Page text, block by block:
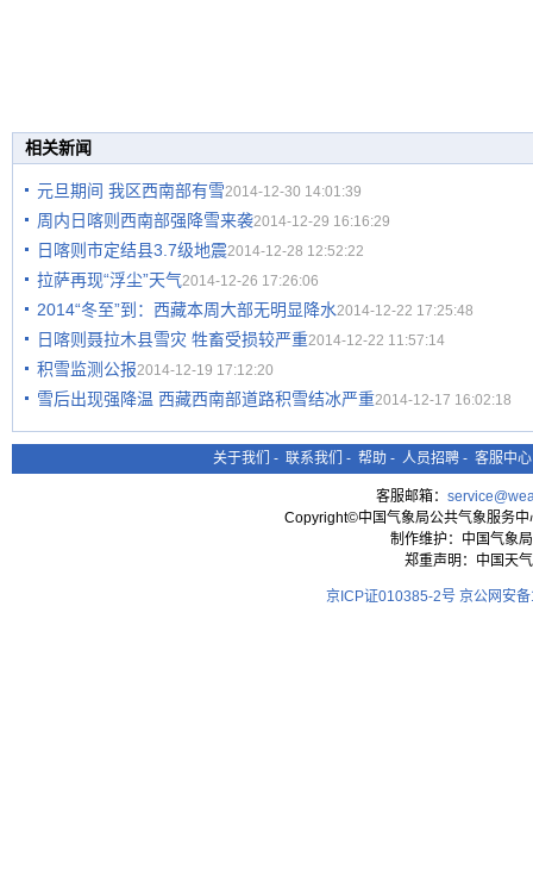
相关新闻
元旦期间 我区西南部有雪2014-12-30 14:01:39
周内日喀则西南部强降雪来袭2014-12-29 16:16:29
日喀则市定结县3.7级地震2014-12-28 12:52:22
拉萨再现“浮尘”天气2014-12-26 17:26:06
2014“冬至”到：西藏本周大部无明显降水2014-12-22 17:25:48
日喀则聂拉木县雪灾 牲畜受损较严重2014-12-22 11:57:14
积雪监测公报2014-12-19 17:12:20
雪后出现强降温 西藏西南部道路积雪结冰严重2014-12-17 16:02:18
关于我们 - 联系我们 - 帮助 - 人员招聘 - 客服中心
客服邮箱：
Copyright©中国气象局公共气象服务
制作维护：中国气象
郑重声明：中国天
京ICP证010385-2号 京公网安